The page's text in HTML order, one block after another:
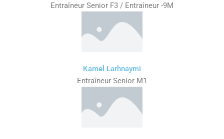
Entraîneur Senior F3 / Entraîneur -9M
Kamel Larhnaymi
Entraîneur Senior M1